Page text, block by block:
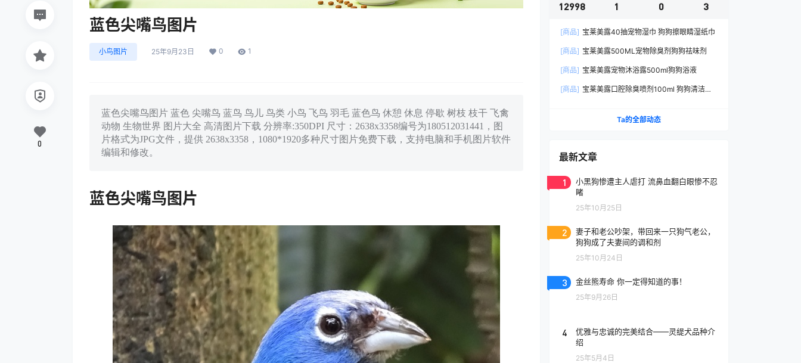
蓝色尖嘴鸟图片
小鸟图片 25年9月23日 0 1
蓝色尖嘴鸟图片 蓝色 尖嘴鸟 蓝鸟 鸟儿 鸟类 小鸟 飞鸟 羽毛 蓝色鸟 休憩 休息 停歇 树枝 枝干 飞禽
动物 生物世界 图片大全 高清图片下载 分辨率:350DPI 尺寸：2638x3358编号为180512031441，图
片格式为JPG文件，提供 2638x3358，1080*1920多种尺寸图片免费下载，支持电脑和手机图片软件
编辑和修改。
蓝色尖嘴鸟图片
0
12998 1 0 3
[商品] 宝莱美露40抽宠物湿巾 狗狗擦眼睛湿纸巾
[商品] 宝莱美露500ML宠物除臭剂狗狗祛味剂
[商品] 宝莱美露宠物沐浴露500ml狗狗浴液
[商品] 宝莱美露口腔除臭喷剂100ml 狗狗清洁口
Ta的全部动态
最新文章
1
小黑狗惨遭主人虐打 流鼻血翻白眼惨不忍
睹
25年10月25日
2
妻子和老公吵架，带回来一只狗气老公，
狗狗成了夫妻间的调和剂
25年10月24日
3 金丝熊寿命 你一定得知道的事！
25年9月26日
4
优雅与忠诚的完美结合——灵缇犬品种介
绍
25年5月4日